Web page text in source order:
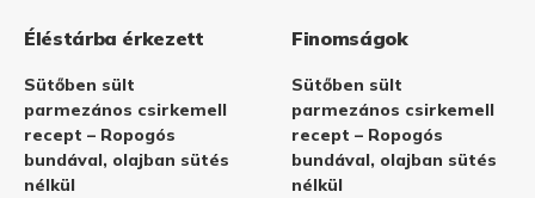
Éléstárba érkezett
Sütőben sült
parmezános csirkemell
recept – Ropogós
bundával, olajban sütés
nélkül
Finomságok
Sütőben sült
parmezános csirkemell
recept – Ropogós
bundával, olajban sütés
nélkül